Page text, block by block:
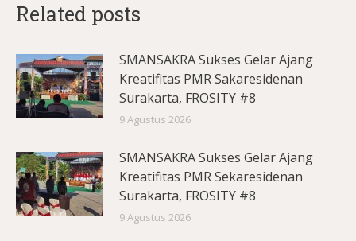
Related posts
SMANSAKRA Sukses Gelar Ajang
Kreatifitas PMR Sakaresidenan
Surakarta, FROSITY #8
9 Agustus 2026
SMANSAKRA Sukses Gelar Ajang
Kreatifitas PMR Sekaresidenan
Surakarta, FROSITY #8
9 Agustus 2026